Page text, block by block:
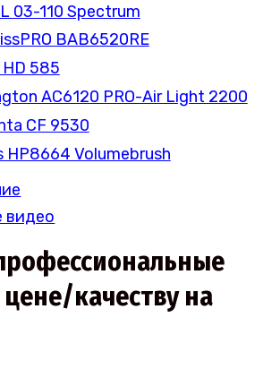
03-110 Spectrum
BAB6520RE
HD 585
AC6120 PRO-Air Light 2200
CF 9530
HP8664 Volumebrush
видео
качеству на